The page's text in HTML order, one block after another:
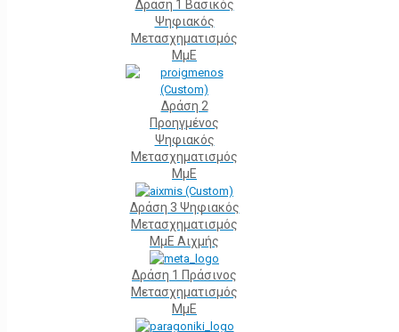
Δράση 1 Βασικός
Ψηφιακός
Μετασχηματισμός
ΜμΕ
Δράση 2
Προηγμένος
Ψηφιακός
Μετασχηματισμός
ΜμΕ
Δράση 3 Ψηφιακός
Μετασχηματισμός
ΜμΕ Αιχμής
Δράση 1 Πράσινος
Μετασχηματισμός
ΜμΕ